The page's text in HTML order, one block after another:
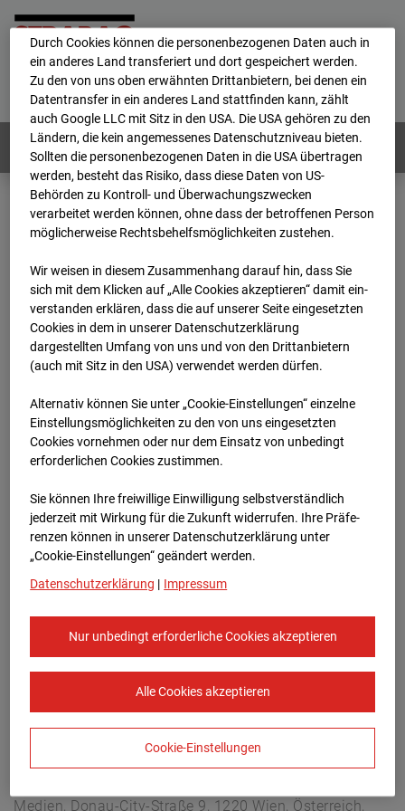
Home E-Mail Impressum
Login
Deutsch / English
Webcams: Alle Länder
Home
Österreich
BC-191 - BV-ÖBB Lastenstraße
Archiv
2026
07 08 18:45
BC-191 - BV-ÖBB
Lastenstraße
Lastenstraße 3, 5020 Salzburg
Zur Übersicht
Europe/Vienna
Medien, Donau-City-Straße 9, 1220 Wien, Österreich,
Durch Cookies können die personenbezogenen Daten auch in
ein anderes Land transferiert und dort gespeichert werden.
Zu den von uns oben erwähnten Drittanbietern, bei denen ein
Datentransfer in ein anderes Land stattfinden kann, zählt
auch Google LLC mit Sitz in den USA. Die USA gehören zu den
Ländern, die kein angemessenes Datenschutzniveau bieten.
Sollten die personenbezogenen Daten in die USA übertragen
werden, besteht das Risiko, dass diese Daten von US-
Behörden zu Kontroll- und Überwachungszwecken
verarbeitet werden können, ohne dass der betroffenen Person
möglicherweise Rechtsbehelfsmöglichkeiten zustehen.
Wir weisen in diesem Zusammenhang darauf hin, dass Sie
sich mit dem Klicken auf „Alle Cookies akzeptieren“ damit ein­
ver­standen erklären, dass die auf unserer Seite eingesetzten
Cookies in dem in unserer Datenschutzerklärung
dargestellten Umfang von uns und von den Drittanbietern
(auch mit Sitz in den USA) verwendet werden dürfen.
Alternativ können Sie unter „Cookie-Einstellungen“ einzelne
Einstellungsmöglichkeiten zu den von uns eingesetzten
Cookies vornehmen oder nur dem Einsatz von unbedingt
erforderlichen Cookies zustimmen.
Sie können Ihre freiwillige Einwilligung selbstverständlich
jederzeit mit Wirkung für die Zukunft widerrufen. Ihre Prä­fe­
renzen können in unserer Datenschutzerklärung unter
„Cookie-Einstellungen“ geändert werden.
Datenschutzerklärung | Impressum
Nur unbedingt erforderliche Cookies akzeptieren
Alle Cookies akzeptieren
Cookie-Einstellungen